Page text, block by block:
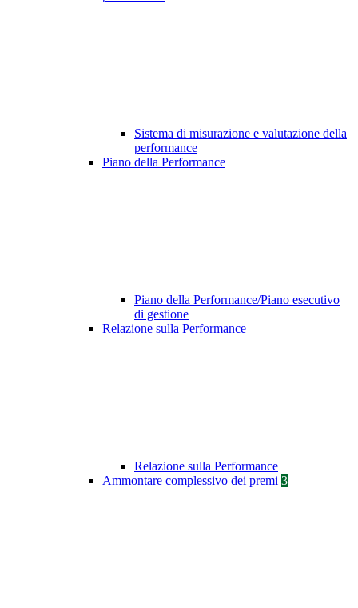
Sistema di misurazione e valutazione della
performance
Piano della Performance
Piano della Performance/Piano esecutivo
di gestione
Relazione sulla Performance
Relazione sulla Performance
Ammontare complessivo dei premi 3